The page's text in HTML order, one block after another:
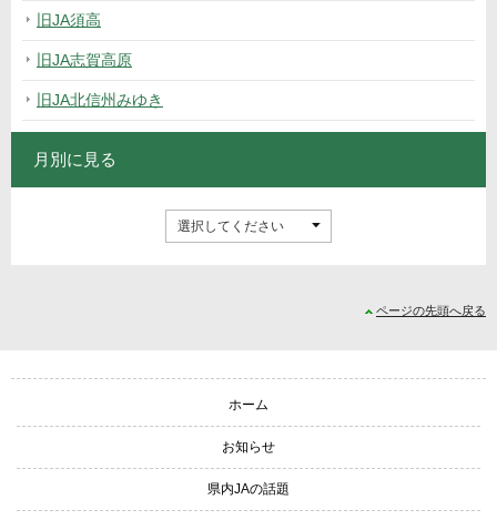
旧JA須高
旧JA志賀高原
旧JA北信州みゆき
月別に見る
サイトナビゲーション
ホーム
お知らせ
県内JAの話題
ページの先頭へ戻る